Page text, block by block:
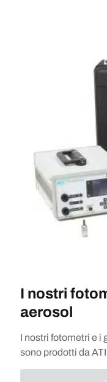
I nostri
aerosol
I nostri fotometri e i
sono prodotti da